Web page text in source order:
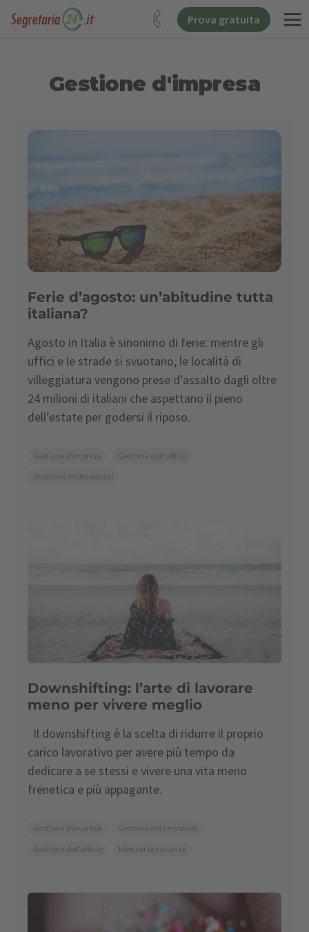
Prova gratuita
Gestione d'impresa
Ferie d’agosto: un’abitudine tutta
italiana?
Agosto in Italia è sinonimo di ferie: mentre gli
uffici e le strade si svuotano, le località di
villeggiatura vengono prese d’assalto dagli oltre
24 milioni di italiani che aspettano il pieno
dell’estate per godersi il riposo.
Gestione d'impresa
Gestione dell'ufficio
Imprese e Professionisti
Downshifting: l’arte di lavorare
meno per vivere meglio
Il downshifting è la scelta di ridurre il proprio
carico lavorativo per avere più tempo da
dedicare a se stessi e vivere una vita meno
frenetica e più appagante.
Gestione d'impresa
Gestione del personale
Gestione dell'ufficio
Idee per le vacanze